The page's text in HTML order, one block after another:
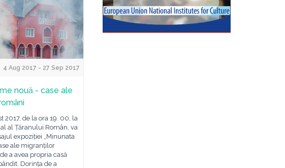
4 Aug 2017 - 27 Sep 2017
nouă - case ale
2017, de la ora 19. 00, la
al Țăranului Român, va
expoziției „Minunata
ale migranților
a avea propria casă
Dorința de a